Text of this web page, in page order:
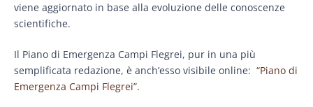
viene aggiornato in base alla evoluzione delle conoscenze
scientifiche.
Il Piano di Emergenza Campi Flegrei, pur in una più
semplificata redazione, è anch’esso visibile online: “Piano di
Emergenza Campi Flegrei”.